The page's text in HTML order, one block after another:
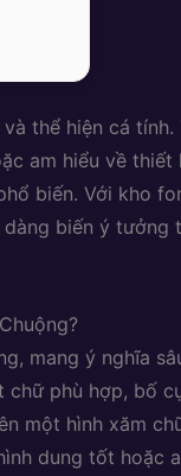
thể hiện cá tính.
am hiểu về thiết
biến. Với kho
biến ý tưởng
mang ý nghĩa
chữ phù hợp, bố
một hình xăm
dung tốt hoặc